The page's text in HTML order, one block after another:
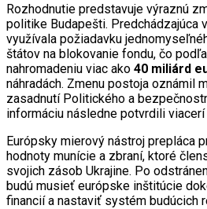
Rozhodnutie predstavuje výraznú
politike Budapešti. Predchádzajúca
využívala požiadavku
štátov na blokovanie fondu, čo
nahromadeniu viac ako 40 miliárd
náhradách. Zmenu postoja oznámil
zasadnutí Politického a
informáciu následne potvrdili
Európsky mierový nástroj prepláca
hodnoty munície a zbraní, ktoré
svojich zásob Ukrajine. Po
budú musieť európske inštitúcie
financií a nastaviť systém budúcich